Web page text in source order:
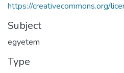
https://creativecommons.org/
Subject
egyetem
Type